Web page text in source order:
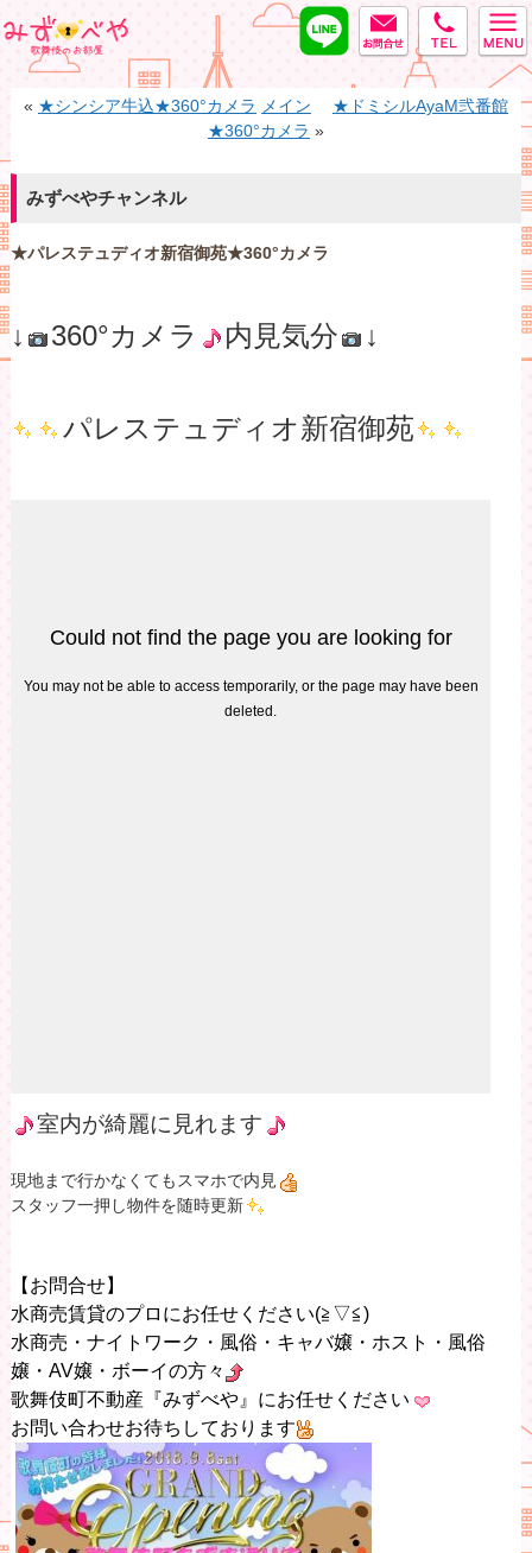
tel
MAIL
LINE
« ★シンシア牛込★360°カメラ メイン
★ドミシルAyaM弐番館
★360°カメラ »
みずべやチャンネル
★パレステュディオ新宿御苑★360°カメラ
↓ 360°カメラ 内見気分 ↓
パレステュディオ新宿御苑
室内が綺麗に見れます
現地まで行かなくてもスマホで内見
スタッフ一押し物件を随時更新
【お問合せ】
水商売賃貸のプロにお任せください(≧▽≦)
水商売・ナイトワーク・風俗・キャバ嬢・ホスト・風俗
嬢・AV嬢・ボーイの方々
歌舞伎町不動産『みずべや』にお任せください
お問い合わせお待ちしております